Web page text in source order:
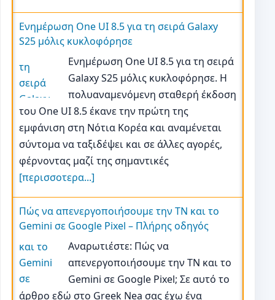
Ενημέρωση One UI 8.5 για τη σειρά Galaxy
S25 μόλις κυκλοφόρησε
Ενημέρωση One UI 8.5 για τη σειρά
Galaxy S25 μόλις κυκλοφόρησε. Η
πολυαναμενόμενη σταθερή έκδοση
του One UI 8.5 έκανε την πρώτη της
εμφάνιση στη Νότια Κορέα και αναμένεται
σύντομα να ταξιδέψει και σε άλλες αγορές,
φέρνοντας μαζί της σημαντικές
[περισσοτερα...]
Πώς να απενεργοποιήσουμε την ΤΝ και το
Gemini σε Google Pixel – Πλήρης οδηγός
Αναρωτιέστε: Πώς να
απενεργοποιήσουμε την ΤΝ και το
Gemini σε Google Pixel; Σε αυτό το
άρθρο εδώ στο Greek Nea σας έχω ένα